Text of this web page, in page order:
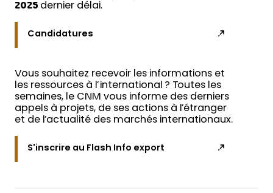
2025 dernier délai.
Candidatures
Vous souhaitez recevoir les informations et
les ressources à l’international ? Toutes les
semaines, le CNM vous informe des derniers
appels à projets, de ses actions à l’étranger
et de l’actualité des marchés internationaux.
S'inscrire au Flash Info export